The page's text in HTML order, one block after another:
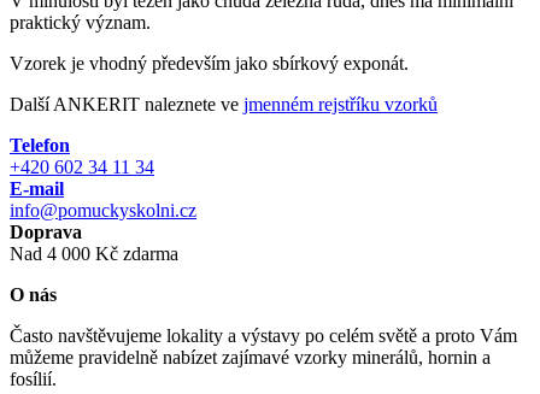
praktický význam.
Vzorek je vhodný především jako sbírkový exponát.
Další ANKERIT naleznete ve jmenném rejstříku vzorků
Telefon
+420 602 34 11 34
E-mail
info@pomuckyskolni.cz
Doprava
Nad 4 000 Kč zdarma
O nás
Často navštěvujeme lokality a výstavy po celém světě a proto Vám
můžeme pravidelně nabízet zajímavé vzorky minerálů, hornin a
fosílií.